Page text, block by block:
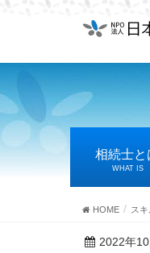
相続士と
WHAT IS
HOME ス
2022年